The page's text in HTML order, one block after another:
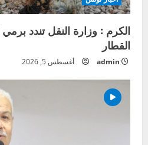
الكرم : وزارة النقل تندد
القطار
admin أغسطس 5, 2026